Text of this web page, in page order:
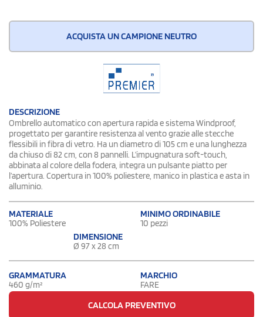
ACQUISTA UN CAMPIONE NEUTRO
DESCRIZIONE
Ombrello automatico con apertura rapida e sistema Windproof,
progettato per garantire resistenza al vento grazie alle stecche
flessibili in fibra di vetro. Ha un diametro di 105 cm e una lunghezza
da chiuso di 82 cm, con 8 pannelli. L’impugnatura soft-touch,
abbinata al colore della fodera, integra un pulsante piatto per
l’apertura. Copertura in 100% poliestere, manico in plastica e asta in
alluminio.
MATERIALE
100% Poliestere
MINIMO ORDINABILE
10 pezzi
DIMENSIONE
Ø 97 x 28 cm
GRAMMATURA
460 g/m²
MARCHIO
FARE
CALCOLA PREVENTIVO